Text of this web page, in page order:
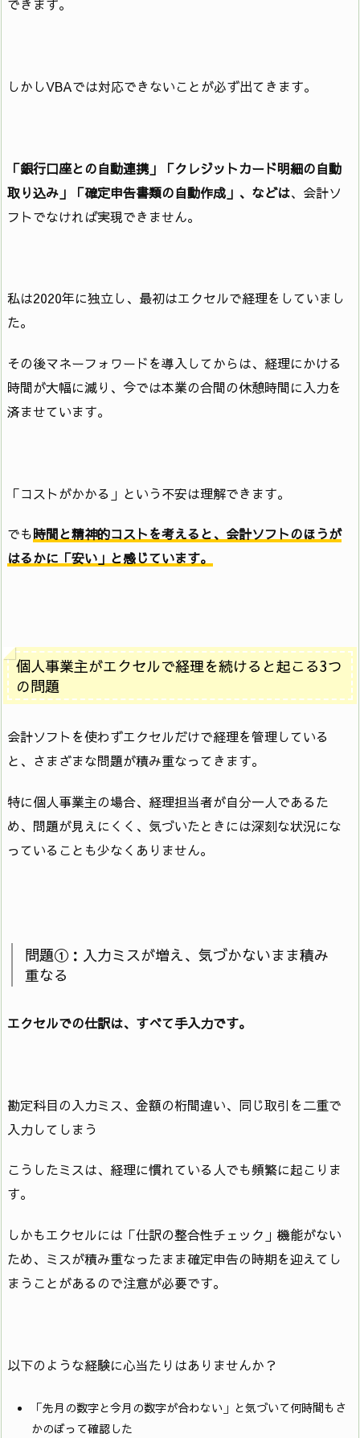
できます。
しかしVBAでは対応できないことが必ず出てきます。
「銀行口座との自動連携」「クレジットカード明細の自動
取り込み」「確定申告書類の自動作成」、などは、会計ソ
フトでなければ実現できません。
私は2020年に独立し、最初はエクセルで経理をしていまし
た。
その後マネーフォワードを導入してからは、経理にかける
時間が大幅に減り、今では本業の合間の休憩時間に入力を
済ませています。
「コストがかかる」という不安は理解できます。
でも時間と精神的コストを考えると、会計ソフトのほうが
はるかに「安い」と感じています。
個人事業主がエクセルで経理を続けると起こる3つ
の問題
会計ソフトを使わずエクセルだけで経理を管理している
と、さまざまな問題が積み重なってきます。
特に個人事業主の場合、経理担当者が自分一人であるた
め、問題が見えにくく、気づいたときには深刻な状況にな
っていることも少なくありません。
問題①：入力ミスが増え、気づかないまま積み
重なる
エクセルでの仕訳は、すべて手入力です。
勘定科目の入力ミス、金額の桁間違い、同じ取引を二重で
入力してしまう
こうしたミスは、経理に慣れている人でも頻繁に起こりま
す。
しかもエクセルには「仕訳の整合性チェック」機能がない
ため、ミスが積み重なったまま確定申告の時期を迎えてし
まうことがあるので注意が必要です。
以下のような経験に心当たりはありませんか？
「先月の数字と今月の数字が合わない」と気づいて何時間もさ
かのぼって確認した